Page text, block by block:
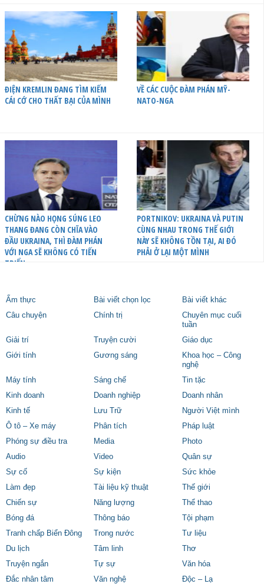
ĐIỆN KREMLIN ĐANG TÌM KIẾM
CÁI CỚ CHO THẤT BẠI CỦA MÌNH
VỀ CÁC CUỘC ĐÀM PHÁN MỸ-
NATO-NGA
CHỪNG NÀO HỌNG SÚNG LEO
THANG ĐANG CÒN CHĨA VÀO
ĐẦU UKRAINA, THÌ ĐÀM PHÁN
VỚI NGA SẼ KHÔNG CÓ TIẾN
TRIỂN
PORTNIKOV: UKRAINA VÀ PUTIN
CÙNG NHAU TRONG THẾ GIỚI
NÀY SẼ KHÔNG TỒN TẠI, AI ĐÓ
PHẢI Ở LẠI MỘT MÌNH
Ẩm thực Bài viết chọn lọc
Bài viết khác
Câu chuyện
Chính trị
Chuyên mục cuối
tuần
Giải trí
Truyện cười
Giáo dục
Giới tính
Gương sáng
Khoa học – Công
nghệ
Máy tính
Sáng chế
Tin tặc
Kinh doanh
Doanh nghiệp
Doanh nhân
Kinh tế
Lưu Trữ
Người Việt mình
Ô tô – Xe máy
Phân tích
Pháp luật
Phóng sự điều tra
Media
Photo
Audio
Video
Quân sự
Sự cố
Sự kiện
Sức khỏe
Làm đẹp
Tài liệu kỹ thuật
Thế giới
Chiến sự
Năng lượng
Thể thao
Bóng đá
Thông báo
Tội phạm
Tranh chấp Biển Đông
Trong nước
Tư liệu
Du lịch
Tâm linh
Thơ
Truyện ngắn
Tự sự
Văn hóa
Đắc nhân tâm
Văn nghệ Độc – Lạ